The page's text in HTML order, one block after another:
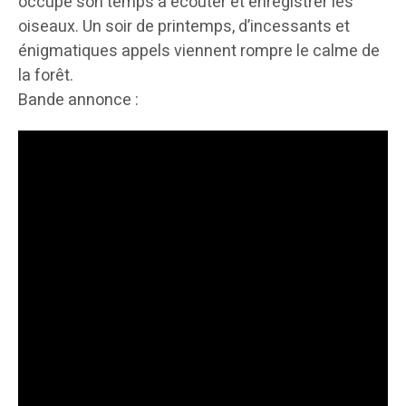
oiseaux. Un soir de printemps, d’incessants et
énigmatiques appels viennent rompre le calme de
la forêt.
Bande annonce :